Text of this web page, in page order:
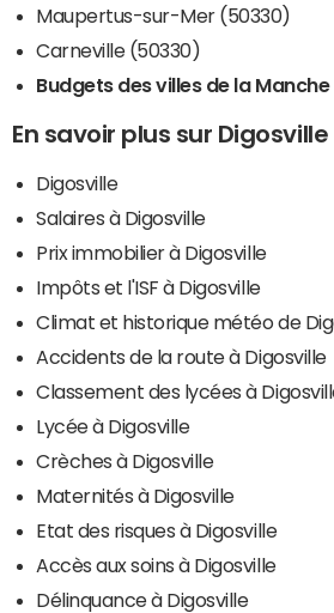
Maupertus-sur-Mer (50330)
Carneville (50330)
Budgets des villes de la Manche
En savoir plus sur Digosville
Digosville
Salaires à Digosville
Prix immobilier à Digosville
Impôts et l'ISF à Digosville
Climat et historique météo de
Accidents de la route à Digosville
Classement des lycées à
Lycée à Digosville
Crèches à Digosville
Maternités à Digosville
Etat des risques à Digosville
Accès aux soins à Digosville
Délinquance à Digosville